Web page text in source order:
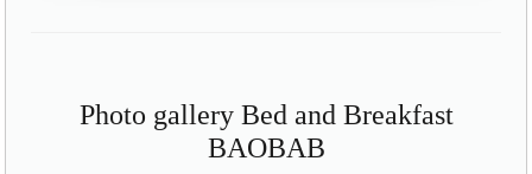
Photo gallery Bed and Breakfast
BAOBAB